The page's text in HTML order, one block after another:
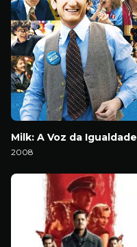
Milk: A Voz da Igualdade
2008